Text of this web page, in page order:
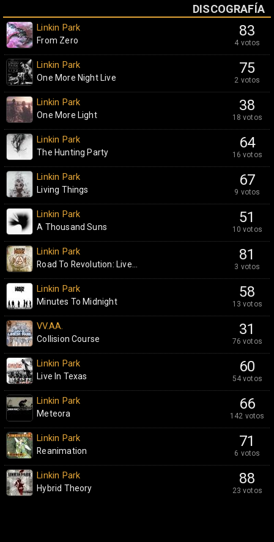
DISCOGRAFÍA
83
4 votos
Linkin Park
From Zero
75
2 votos
Linkin Park
One More Night Live
38
18 votos
Linkin Park
One More Light
64
16 votos
Linkin Park
The Hunting Party
67
9 votos
Linkin Park
Living Things
51
10 votos
Linkin Park
A Thousand Suns
81
3 votos
Linkin Park
Road To Revolution: Live...
58
13 votos
Linkin Park
Minutes To Midnight
31
76 votos
VV.AA.
Collision Course
60
54 votos
Linkin Park
Live In Texas
66
142 votos
Linkin Park
Meteora
71
6 votos
Linkin Park
Reanimation
88
23 votos
Linkin Park
Hybrid Theory